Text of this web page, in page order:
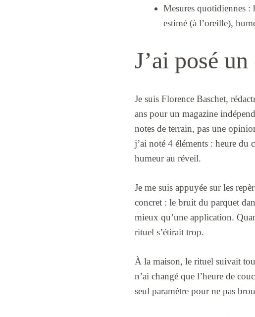
Mesures quotidiennes :
estimé (à l’oreille),
J’ai posé
Je suis Florence Baschet,
ans pour un magazine
notes de terrain, pas une
j’ai noté 4 éléments : heure du
humeur au réveil.
Je me suis appuyée sur les
concret : le bruit du parquet
mieux qu’une application.
rituel s’étirait trop.
À la maison, le rituel suivait
n’ai changé que l’heure de
seul paramètre pour ne pas